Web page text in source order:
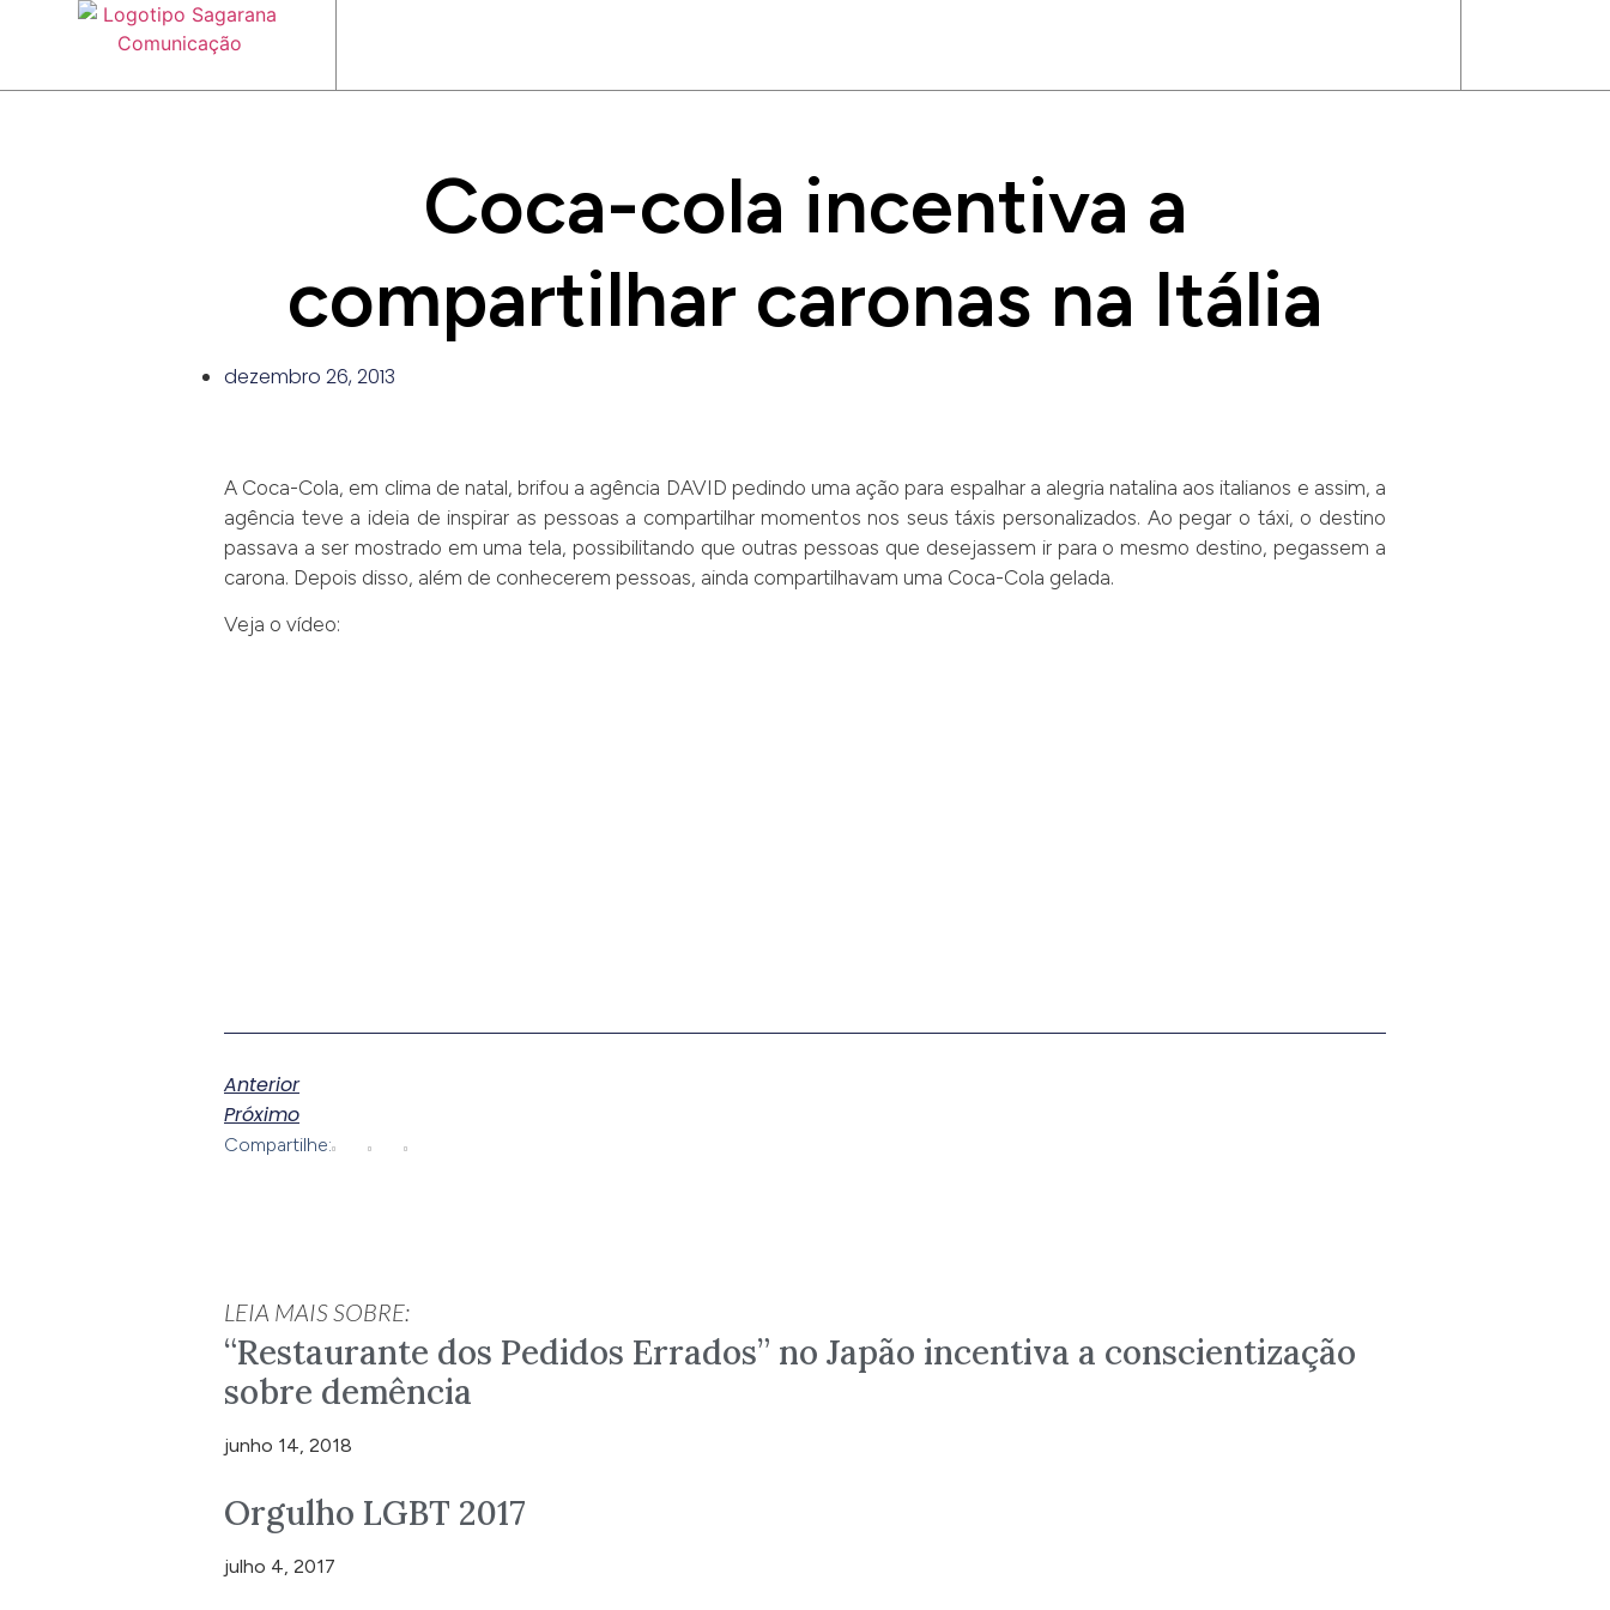
Coca-cola incentiva a
compartilhar caronas na Itália
dezembro 26, 2013
A Coca-Cola, em clima de natal, brifou a agência DAVID pedindo uma ação para espalhar a alegria natalina aos italianos e assim, a
agência teve a ideia de inspirar as pessoas a compartilhar momentos nos seus táxis personalizados. Ao pegar o táxi, o destino
passava a ser mostrado em uma tela, possibilitando que outras pessoas que desejassem ir para o mesmo destino, pegassem a
carona. Depois disso, além de conhecerem pessoas, ainda compartilhavam uma Coca-Cola gelada.
Veja o vídeo:
Anterior
Próximo
Compartilhe:
LEIA MAIS SOBRE:
“Restaurante dos Pedidos Errados” no Japão incentiva a conscientização
sobre demência
junho 14, 2018
Orgulho LGBT 2017
julho 4, 2017